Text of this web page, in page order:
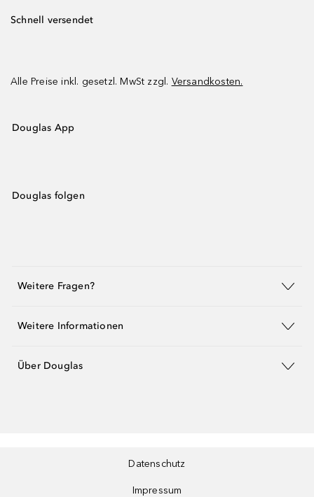
Schnell versendet
Alle Preise inkl. gesetzl. MwSt zzgl. Versandkosten.
Douglas App
Douglas folgen
Weitere Fragen?
Weitere Informationen
Über Douglas
Datenschutz
Impressum